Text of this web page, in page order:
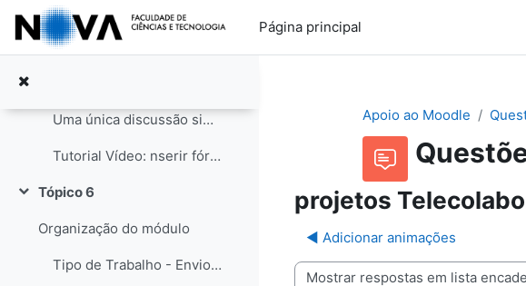
Ir para o conteúdo principal
Página principal
Uma única discussão simples
Tutorial Vídeo: nserir fórum para comentário
Contrair
Tópico 6
Organização do módulo
Tipo de Trabalho - Envio de um Ficheiro
Apoio ao Moodle
projetos
◀︎ Adicionar animações
Modo de visualização